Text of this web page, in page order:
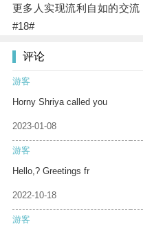
更多人实现流利自如的交流
#18#
评论
游客
Horny Shriya called you
2023-01-08
游客
Hello,? Greetings fr
2022-10-18
游客